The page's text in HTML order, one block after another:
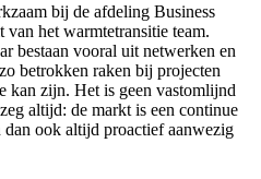
bij de afdeling Business
het warmtetransitie team.
bestaan vooral uit netwerken en
betrokken raken bij projecten
kan zijn. Het is geen vastomlijnd
altijd: de markt is een continue
ook altijd proactief aanwezig